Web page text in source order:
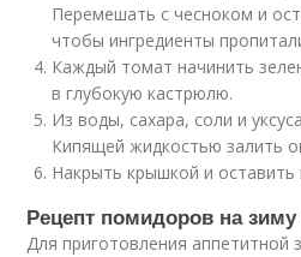
Перемешать с чесноком и
чтобы ингредиенты
Каждый томат начинить
в глубокую кастрюлю.
Из воды, сахара, соли и
Кипящей жидкостью залить
Накрыть крышкой и оставить
Рецепт помидоров на зиму
Для приготовления аппетитной